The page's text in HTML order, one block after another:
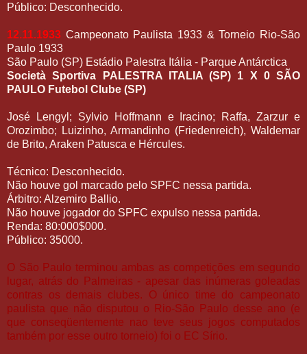
Público: Desconhecido.
12.11.1933 Campeonato Paulista 1933 & Torneio Rio-São
Paulo 1933
São Paulo (SP) Estádio Palestra Itália - Parque Antárctica
Società Sportiva PALESTRA ITALIA (SP) 1 X 0 SÃO
PAULO Futebol Clube (SP)
José Lengyl; Sylvio Hoffmann e Iracino; Raffa, Zarzur e
Orozimbo; Luizinho, Armandinho (Friedenreich), Waldemar
de Brito, Araken Patusca e Hércules.
Técnico: Desconhecido.
Não houve gol marcado pelo SPFC nessa partida.
Árbitro: Alzemiro Ballio.
Não houve jogador do SPFC expulso nessa partida.
Renda: 80:000$000.
Público: 35000.
O São Paulo terminou ambas as competições em segundo
lugar, atrás do Palmeiras - apesar das inúmeras goleadas
contras os demais clubes. O único time do campeonato
paulista que não disputou o Rio-São Paulo desse ano (e
que conseqüentemente nao teve seus jogos computados
também por esse outro torneio) foi o EC Sírio.